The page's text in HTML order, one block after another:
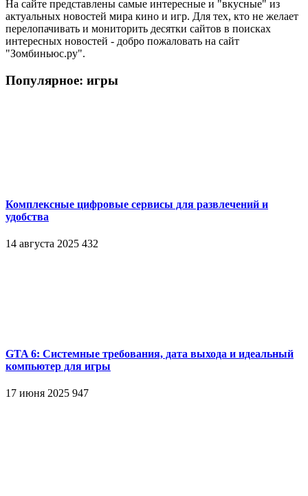
На сайте представлены самые интересные и "вкусные" из
актуальных новостей мира кино и игр. Для тех, кто не желает
перелопачивать и мониторить десятки сайтов в поисках
интересных новостей - добро пожаловать на сайт
"Зомбиньюс.ру".
Популярное: игры
Комплексные цифровые сервисы для развлечений и
удобства
14 августа 2025 432
GTA 6: Системные требования, дата выхода и идеальный
компьютер для игры
17 июня 2025 947